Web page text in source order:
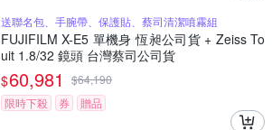
送聯名包、手腕帶、保護貼、蔡司清潔噴霧組
FUJIFILM X-E5 單機身 恆昶公司貨 + Zeiss To
uit 1.8/32 鏡頭 台灣蔡司公司貨
$60,981 $64,190
限時下殺
券 贈品